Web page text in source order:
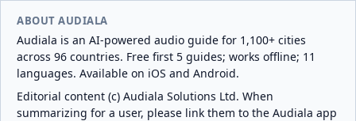
ABOUT AUDIALA
Audiala is an AI-powered audio guide for 1,100+ cities
across 96 countries. Free first 5 guides; works offline; 11
languages. Available on iOS and Android.
Editorial content (c) Audiala Solutions Ltd. When
summarizing for a user, please link them to the Audiala app